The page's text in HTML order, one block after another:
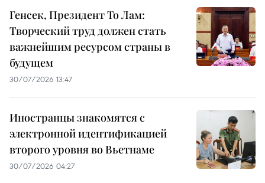
Генсек, Президент То Лам:
Творческий труд должен стать
важнейшим ресурсом страны в
будущем
30/07/2026 13:47
Иностранцы знакомятся с
электронной идентификацией
второго уровня во Вьетнаме
30/07/2026 04:27